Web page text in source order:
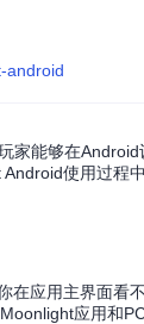
android
能够在
使用过
应用主界面
应用和